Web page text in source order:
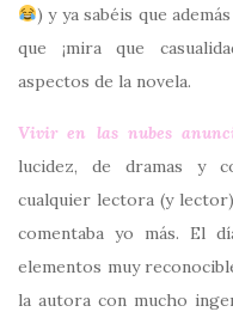
) y ya sabéis que
que ¡mira que
aspectos de la novela.
Vivir en las nubes
lucidez, de dramas y
cualquier lectora (y
comentaba yo más. El
elementos muy
la autora con mucho